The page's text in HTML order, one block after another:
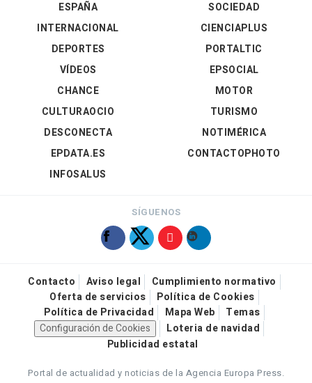
ESPAÑA
INTERNACIONAL
DEPORTES
VÍDEOS
SOCIEDAD
CIENCIAPLUS
PORTALTIC
EPSOCIAL
CHANCE
CULTURAOCIO
DESCONECTA
EPDATA.ES
INFOSALUS
MOTOR
TURISMO
NOTIMÉRICA
CONTACTOPHOTO
SÍGUENOS
Contacto Aviso legal
Cumplimiento normativo
Oferta de servicios
Política de Cookies
Política de Privacidad
Mapa Web
Temas
Configuración de Cookies
Loteria de navidad
Publicidad estatal
Portal de actualidad y noticias de la Agencia Europa Press.